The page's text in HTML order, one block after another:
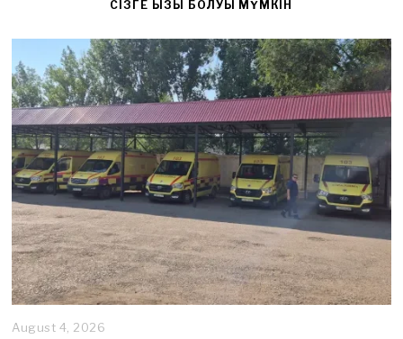
CІЗГЕ ҚЫЗЫҚ БОЛУЫ МҮМКІН
August 4, 2026